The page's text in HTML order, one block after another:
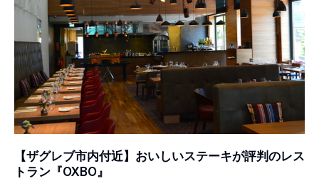
【ザグレブ市内付近】おいしいステーキが評判のレス
トラン『OXBO』